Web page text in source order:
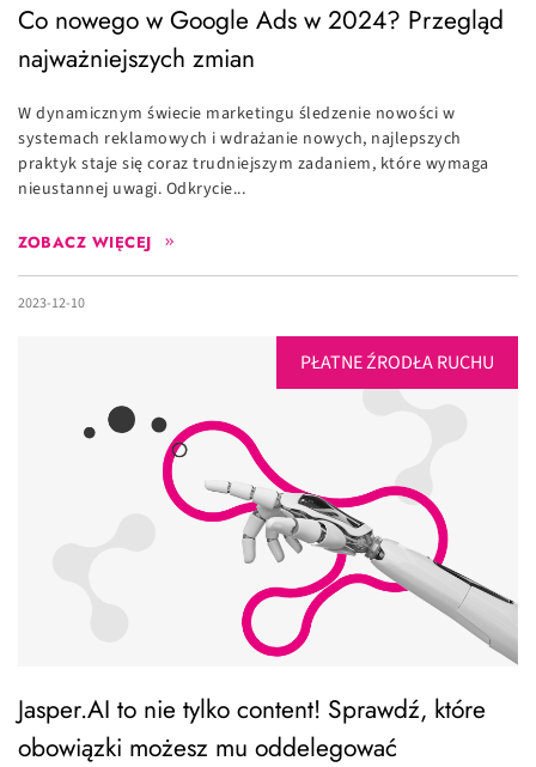
Co nowego w Google Ads w 2024? Przegląd
najważniejszych zmian
W dynamicznym świecie marketingu śledzenie nowości w
systemach reklamowych i wdrażanie nowych, najlepszych
praktyk staje się coraz trudniejszym zadaniem, które wymaga
nieustannej uwagi. Odkrycie...
ZOBACZ WIĘCEJ
2023-12-10
PŁATNE ŹRODŁA RUCHU
Jasper.AI to nie tylko content! Sprawdź, które
obowiązki możesz mu oddelegować